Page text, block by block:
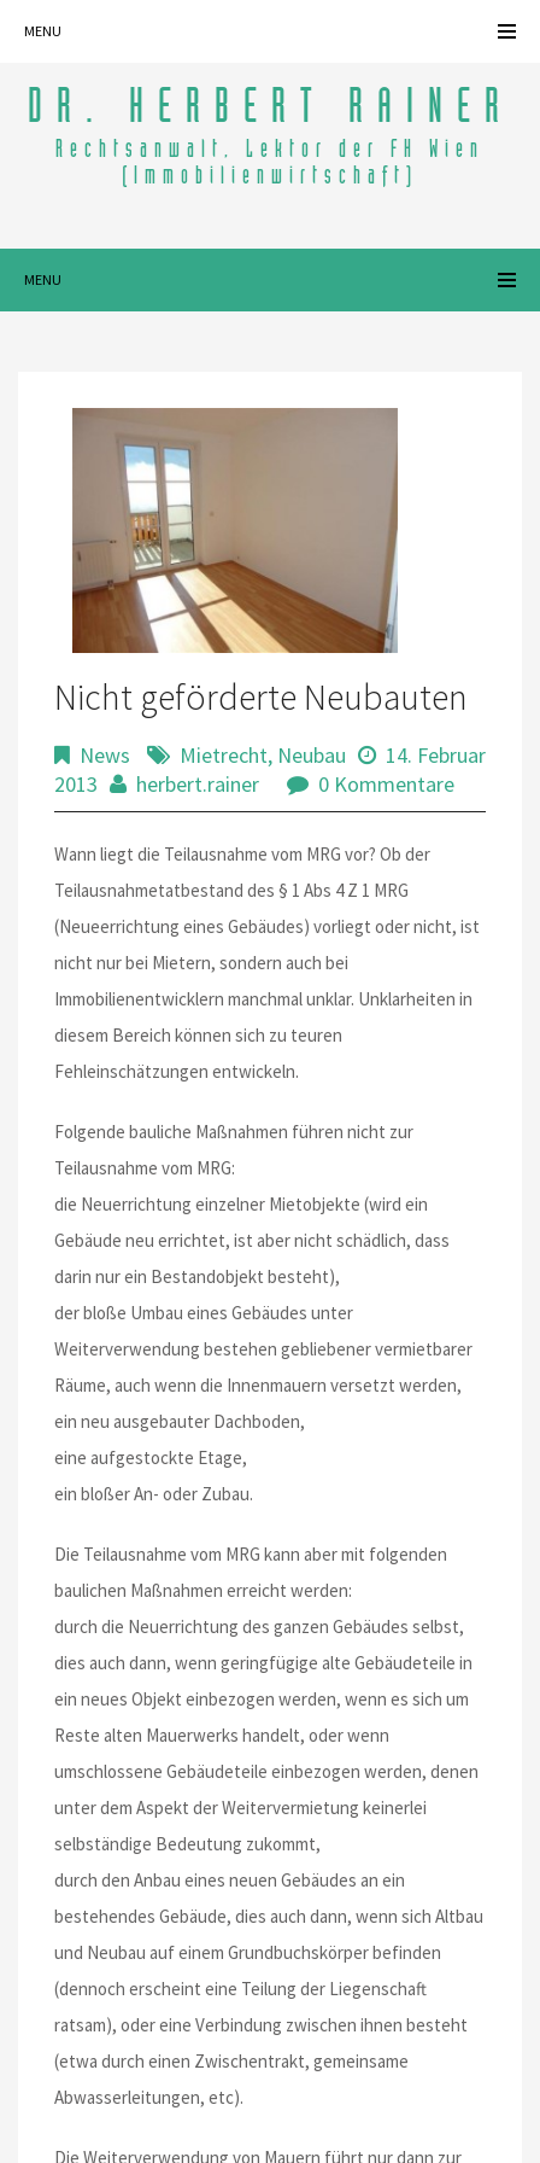
MENU
DR. HERBERT RAINER
Rechtsanwalt, Lektor der FH Wien
(Immobilienwirtschaft)
MENU
Nicht geförderte Neubauten
News Mietrecht, Neubau
14. Februar
2013
herbert.rainer 0 Kommentare
Wann liegt die Teilausnahme vom MRG vor? Ob der
Teilausnahmetatbestand des § 1 Abs 4 Z 1 MRG
(Neueerrichtung eines Gebäudes) vorliegt oder nicht, ist
nicht nur bei Mietern, sondern auch bei
Immobilienentwicklern manchmal unklar. Unklarheiten in
diesem Bereich können sich zu teuren
Fehleinschätzungen entwickeln.
Folgende bauliche Maßnahmen führen nicht zur
Teilausnahme vom MRG:
die Neuerrichtung einzelner Mietobjekte (wird ein
Gebäude neu errichtet, ist aber nicht schädlich, dass
darin nur ein Bestandobjekt besteht),
der bloße Umbau eines Gebäudes unter
Weiterverwendung bestehen gebliebener vermietbarer
Räume, auch wenn die Innenmauern versetzt werden,
ein neu ausgebauter Dachboden,
eine aufgestockte Etage,
ein bloßer An- oder Zubau.
Die Teilausnahme vom MRG kann aber mit folgenden
baulichen Maßnahmen erreicht werden:
durch die Neuerrichtung des ganzen Gebäudes selbst,
dies auch dann, wenn geringfügige alte Gebäudeteile in
ein neues Objekt einbezogen werden, wenn es sich um
Reste alten Mauerwerks handelt, oder wenn
umschlossene Gebäudeteile einbezogen werden, denen
unter dem Aspekt der Weitervermietung keinerlei
selbständige Bedeutung zukommt,
durch den Anbau eines neuen Gebäudes an ein
bestehendes Gebäude, dies auch dann, wenn sich Altbau
und Neubau auf einem Grundbuchskörper befinden
(dennoch erscheint eine Teilung der Liegenschaft
ratsam), oder eine Verbindung zwischen ihnen besteht
(etwa durch einen Zwischentrakt, gemeinsame
Abwasserleitungen, etc).
Die Weiterverwendung von Mauern führt nur dann zur